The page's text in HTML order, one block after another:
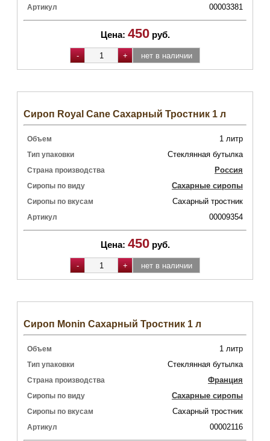
Артикул 00003381
Цена: 450 руб.
Сироп Royal Cane Сахарный Тростник 1 л
Объем 1 литр
Тип упаковки Стеклянная бутылка
Страна производства Россия
Сиропы по виду Сахарные сиропы
Сиропы по вкусам Сахарный тростник
Артикул 00009354
Цена: 450 руб.
Сироп Monin Сахарный Тростник 1 л
Объем 1 литр
Тип упаковки Стеклянная бутылка
Страна производства Франция
Сиропы по виду Сахарные сиропы
Сиропы по вкусам Сахарный тростник
Артикул 00002116